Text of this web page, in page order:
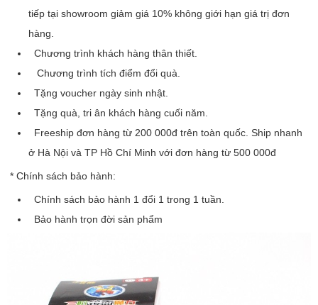
tiếp tại showroom giảm giá 10% không giới hạn giá trị đơn
hàng.
Chương trình khách hàng thân thiết.
Chương trình tích điểm đổi quà.
Tặng voucher ngày sinh nhật.
Tặng quà, tri ân khách hàng cuối năm.
Freeship đơn hàng từ 200 000đ trên toàn quốc. Ship nhanh
ở Hà Nội và TP Hồ Chí Minh với đơn hàng từ 500 000đ
* Chính sách bảo hành:
Chính sách bảo hành 1 đổi 1 trong 1 tuần.
Bảo hành trọn đời sản phẩm